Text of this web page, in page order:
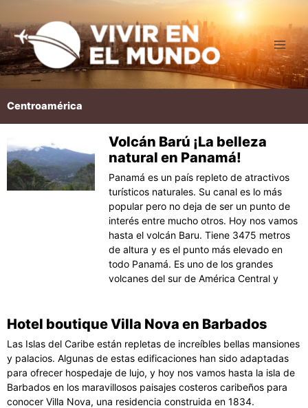
al
contenido
Centroamérica
Volcán Barú ¡La belleza
natural en Panamá!
Panamá es un país repleto de atractivos
turísticos naturales. Su canal es lo más
popular pero no deja de ser un punto de
interés entre mucho otros. Hoy nos vamos
hasta el volcán Baru. Tiene 3475 metros
de altura y es el punto más elevado en
todo Panamá. Es uno de los grandes
volcanes del sur de América Central y
Hotel boutique Villa Nova en Barbados
Las Islas del Caribe están repletas de increíbles bellas mansiones
y palacios. Algunas de estas edificaciones han sido adaptadas
para ofrecer hospedaje de lujo, y hoy nos vamos hasta la isla de
Barbados en los maravillosos paisajes costeros caribeños para
conocer Villa Nova, una residencia construida en 1834.
PáginaPáginaPáginaPáginaPágina